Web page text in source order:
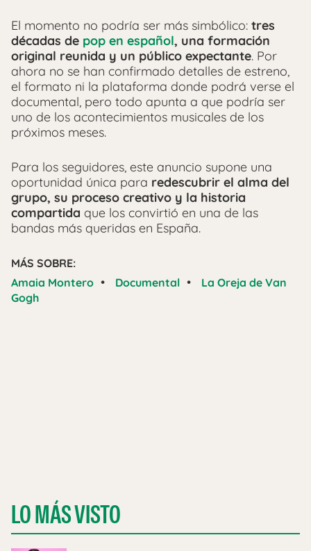
El momento no podría ser más simbólico: tres
décadas de pop en español, una formación
original reunida y un público expectante. Por
ahora no se han confirmado detalles de estreno,
el formato ni la plataforma donde podrá verse el
documental, pero todo apunta a que podría ser
uno de los acontecimientos musicales de los
próximos meses.
Para los seguidores, este anuncio supone una
oportunidad única para redescubrir el alma del
grupo, su proceso creativo y la historia
compartida que los convirtió en una de las
bandas más queridas en España.
MÁS SOBRE:
Amaia Montero • Documental •
La Oreja de Van
Gogh
LO MÁS VISTO